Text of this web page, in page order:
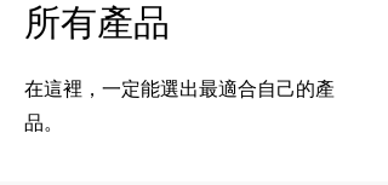
所有產品
在這裡，一定能選出最適合自己的產
品。